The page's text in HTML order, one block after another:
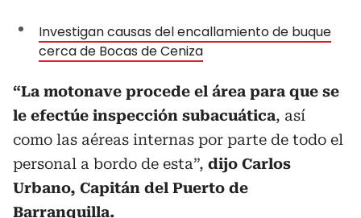
Investigan causas del encallamiento de buque
cerca de Bocas de Ceniza
“La motonave procede el área para que se
le efectúe inspección subacuática, así
como las aéreas internas por parte de todo el
personal a bordo de esta”, dijo Carlos
Urbano, Capitán del Puerto de
Barranquilla.